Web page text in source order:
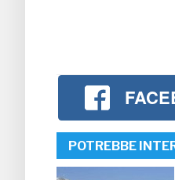
POTREBBE